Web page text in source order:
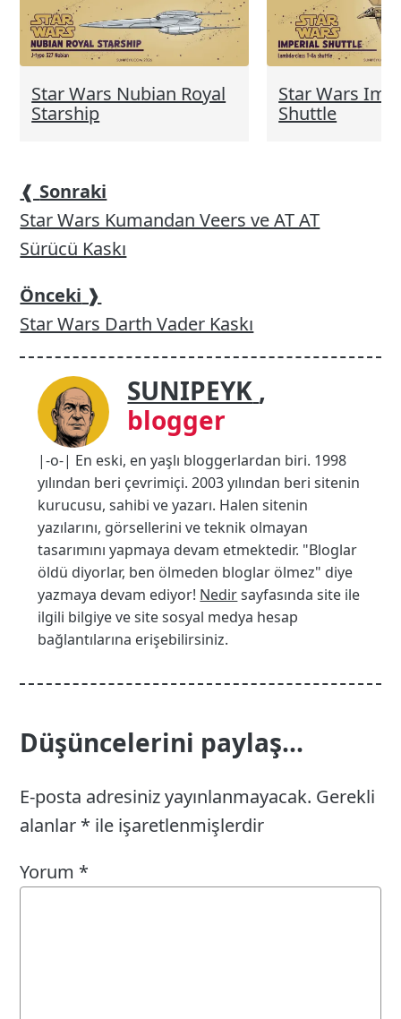
Star Wars Nubian Royal
Starship
Star Wars
Shuttle
❰ Sonraki
Star Wars Kumandan Veers ve AT AT
Sürücü Kaskı
Önceki ❱
Star Wars Darth Vader Kaskı
SUNIPEYK ,
blogger
|-o-| En eski, en yaşlı bloggerlardan biri. 1998
yılından beri çevrimiçi. 2003 yılından beri sitenin
kurucusu, sahibi ve yazarı. Halen sitenin
yazılarını, görsellerini ve teknik olmayan
tasarımını yapmaya devam etmektedir. "Bloglar
öldü diyorlar, ben ölmeden bloglar ölmez" diye
yazmaya devam ediyor! Nedirsayfasında site ile
ilgili bilgiye ve site sosyal medya hesap
bağlantılarına erişebilirsiniz.
Düşüncelerini paylaş...
E-posta adresiniz yayınlanmayacak. Gerekli
alanlar * ile işaretlenmişlerdir
Yorum *